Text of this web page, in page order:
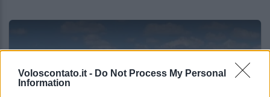
Voloscontato.it - Do Not Process My Personal
Information